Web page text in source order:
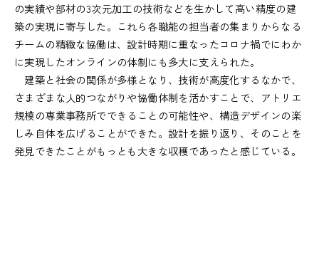
の実績や部材の3次元加工の技術などを生かして高い精度の建
築の実現に寄与した。これら各職能の担当者の集まりからなる
チームの精緻な協働は、設計時期に重なったコロナ禍でにわか
に実現したオンラインの体制にも多大に支えられた。
建築と社会の関係が多様となり、技術が高度化するなかで、
さまざまな人的つながりや協働体制を活かすことで、アトリエ
規模の専業事務所でできることの可能性や、構造デザインの楽
しみ自体を広げることができた。設計を振り返り、そのことを
発見できたことがもっとも大きな収穫であったと感じている。